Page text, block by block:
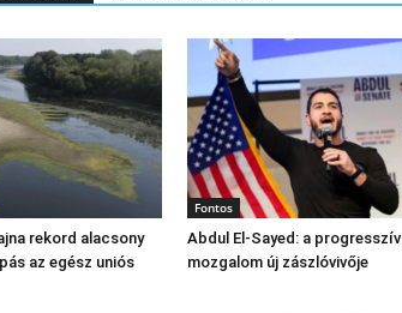
rekord alacsony
az egész uniós
Fontos
Abdul El‑Sayed: a progresszív
mozgalom új zászlóvivője